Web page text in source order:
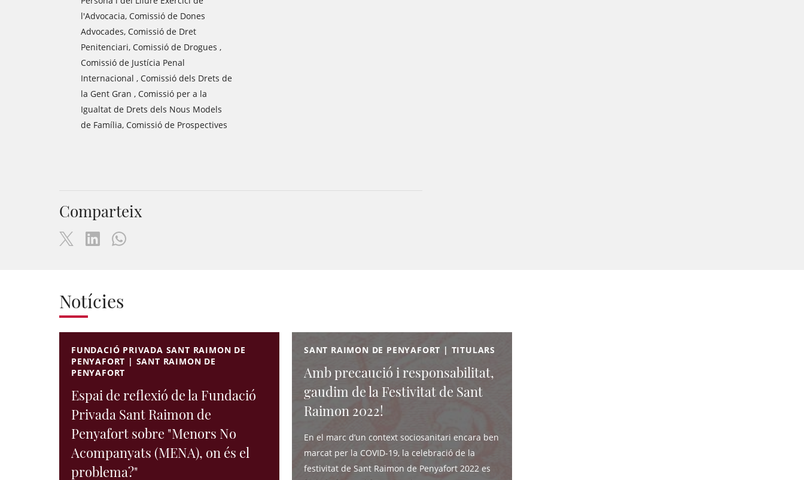
l'Advocacia, Comissió de Dones
Advocades, Comissió de Dret
Penitenciari, Comissió de Drogues ,
Comissió de Justícia Penal
Internacional , Comissió dels Drets de
la Gent Gran , Comissió per a la
Igualtat de Drets dels Nous Models
de Família, Comissió de Prospectives
Comparteix
Notícies
FUNDACIÓ PRIVADA SANT RAIMON DE
PENYAFORT | SANT RAIMON DE
PENYAFORT
Espai de reflexió de la Fundació
Privada Sant Raimon de
Penyafort sobre "Menors No
Acompanyats (MENA), on és el
problema?"
SANT RAIMON DE PENYAFORT | TITULARS
Amb precaució i responsabilitat,
gaudim de la Festivitat de Sant
Raimon 2022!
En el marc d’un context sociosanitari encara ben
marcat per la COVID-19, la celebració de la
festivitat de Sant Raimon de Penyafort 2022 es